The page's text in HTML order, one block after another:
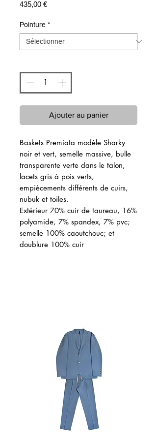
435,00 €Prix
Pointure *
Ajouter au panier
Baskets Premiata modèle Sharky
noir et vert, semelle massive, bulle
transparente verte dans le talon,
lacets gris à pois verts,
empiècements différents de cuirs,
nubuk et toiles.
Extérieur 70% cuir de taureau, 16%
polyamide, 7% spandex, 7% pvc;
semelle 100% caoutchouc; et
doublure 100% cuir